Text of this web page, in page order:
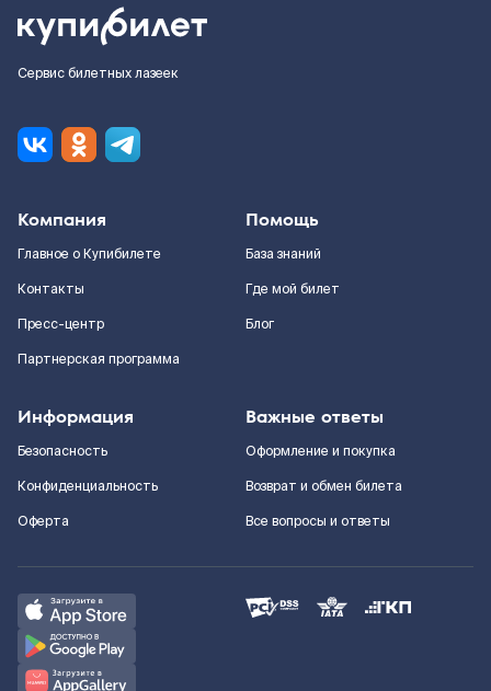
Сервис билетных лазеек
Компания
Главное о Купибилете
Контакты
Пресс-центр
Партнерская программа
Помощь
База знаний
Где мой билет
Блог
Информация
Безопасность
Конфиденциальность
Оферта
Важные ответы
Оформление и покупка
Возврат и обмен билета
Все вопросы и ответы